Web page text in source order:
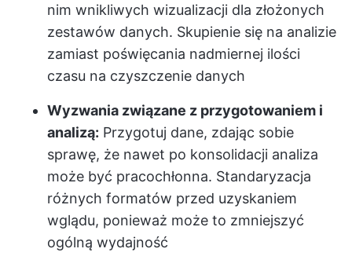
nim wnikliwych wizualizacji dla złożonych
zestawów danych. Skupienie się na analizie
zamiast poświęcania nadmiernej ilości
czasu na czyszczenie danych
Wyzwania związane z przygotowaniem i
analizą: Przygotuj dane, zdając sobie
sprawę, że nawet po konsolidacji analiza
może być pracochłonna. Standaryzacja
różnych formatów przed uzyskaniem
wglądu, ponieważ może to zmniejszyć
ogólną wydajność